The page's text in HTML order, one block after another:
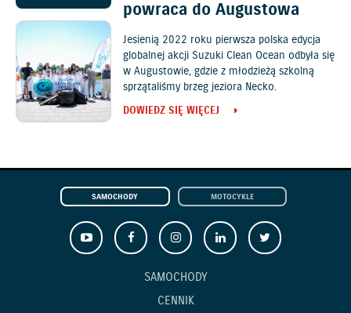
powraca do Augustowa
Jesienią 2022 roku pierwsza polska edycja
globalnej akcji Suzuki Clean Ocean odbyła się
w Augustowie, gdzie z młodzieżą szkolną
sprzątaliśmy brzeg jeziora Necko.
DOWIEDZ SIĘ WIĘCEJ
SAMOCHODY MOTOCYKLE
SAMOCHODY
CENNIK